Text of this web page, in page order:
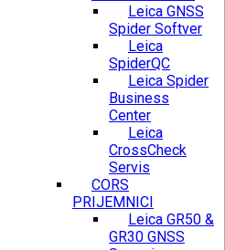
Leica GNSS
Spider Softver
Leica
SpiderQC
Leica Spider
Business
Center
Leica
CrossCheck
Servis
CORS
PRIJEMNICI
Leica GR50 &
GR30 GNSS